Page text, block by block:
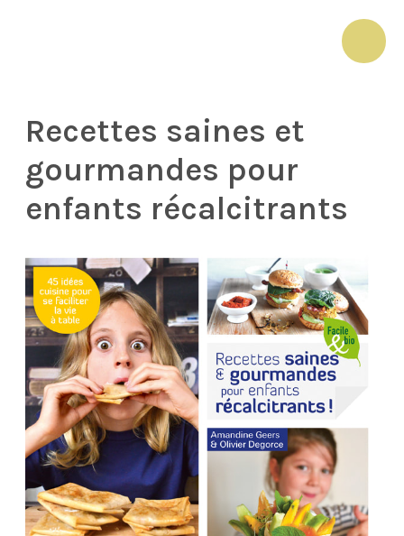
Recettes saines et
gourmandes pour
enfants récalcitrants